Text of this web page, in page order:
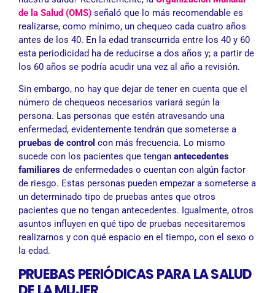
de la Salud (OMS) señaló que lo más recomendable es
realizarse, como mínimo, un chequeo cada cuatro años
antes de los 40. En la edad transcurrida entre los 40 y 60
esta periodicidad ha de reducirse a dos años y; a partir de
los 60 años se podría acudir una vez al año a revisión.
Sin embargo, no hay que dejar de tener en cuenta que el
número de chequeos necesarios variará según la
persona. Las personas que estén atravesando una
enfermedad, evidentemente tendrán que someterse a
pruebas de control con más frecuencia. Lo mismo
sucede con los pacientes que tengan antecedentes
familiares de enfermedades o cuentan con algún factor
de riesgo. Estas personas pueden empezar a someterse a
un determinado tipo de pruebas antes que otros
pacientes que no tengan antecedentes. Igualmente, otros
asuntos influyen en qué tipo de pruebas necesitaremos
realizarnos y con qué espacio en el tiempo, con el sexo o
la edad.
PRUEBAS PERIÓDICAS PARA LA SALUD